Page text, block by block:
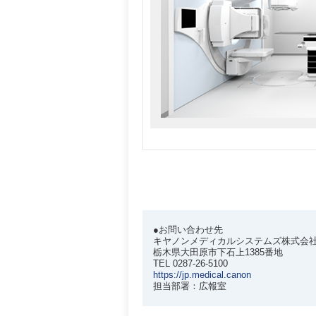
●お問い合わせ先
キヤノンメディカルシステムズ株式会
栃木県大田原市下石上1385番地
TEL 0287-26-5100
https://jp.medical.canon
担当部署：広報室